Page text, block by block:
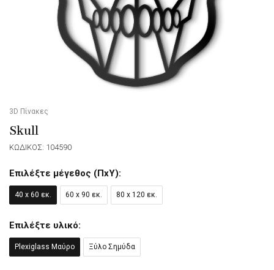
3D Πίνακες
Skull
ΚΩΔΙΚΟΣ: 104590
Επιλέξτε μέγεθος (ΠxΥ):
40 x 60 εκ. 60 x 90 εκ. 80 x 120 εκ.
Επιλέξτε υλικό:
Plexiglass Μαύρο Ξύλο Σημύδα